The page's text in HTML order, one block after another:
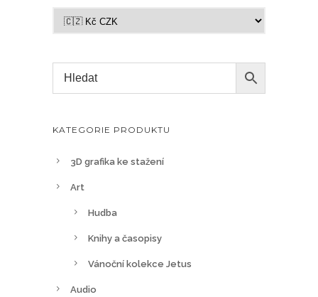
KATEGORIE PRODUKTU
3D grafika ke stažení
Art
Hudba
Knihy a časopisy
Vánoční kolekce Jetus
Audio